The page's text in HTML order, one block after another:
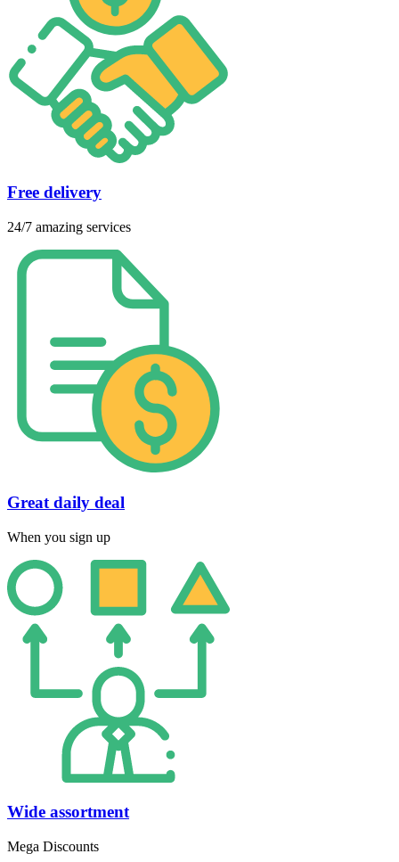
Free delivery
24/7 amazing services
Great daily deal
When you sign up
Wide assortment
Mega Discounts